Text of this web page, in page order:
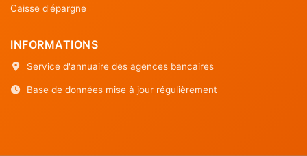
Caisse d'épargne
INFORMATIONS
Service d'annuaire des agences bancaires
Base de données mise à jour régulièrement